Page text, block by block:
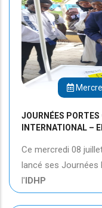
JOURNÉES
INTERNATIONAL –
Ce mercredi 08
lancé ses Journées
l'IDHP